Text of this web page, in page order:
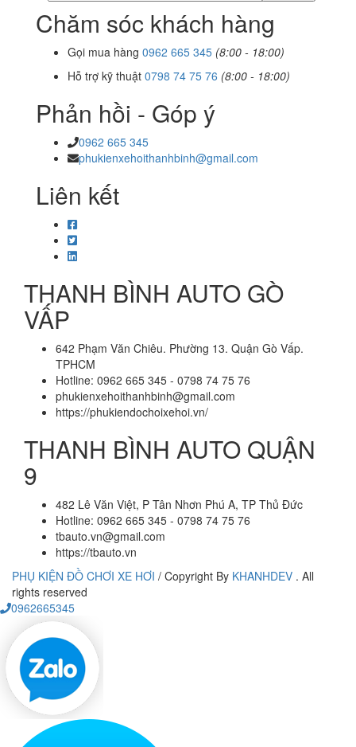
Chăm sóc khách hàng
Gọi mua hàng 0962 665 345 (8:00 - 18:00)
Hỗ trợ kỹ thuật 0798 74 75 76 (8:00 - 18:00)
Phản hồi - Góp ý
0962 665 345
phukienxehoithanhbinh@gmail.com
Liên kết
THANH BÌNH AUTO GÒ
VẤP
642 Phạm Văn Chiêu. Phường 13. Quận Gò Vấp.
TPHCM
Hotline: 0962 665 345 - 0798 74 75 76
phukienxehoithanhbinh@gmail.com
https://phukiendochoixehoi.vn/
THANH BÌNH AUTO QUẬN
9
482 Lê Văn Việt, P Tân Nhơn Phú A, TP Thủ Đức
Hotline: 0962 665 345 - 0798 74 75 76
tbauto.vn@gmail.com
https://tbauto.vn
PHỤ KIỆN ĐỒ CHƠI XE HƠI / Copyright By KHANHDEV . All
rights reserved
0962665345